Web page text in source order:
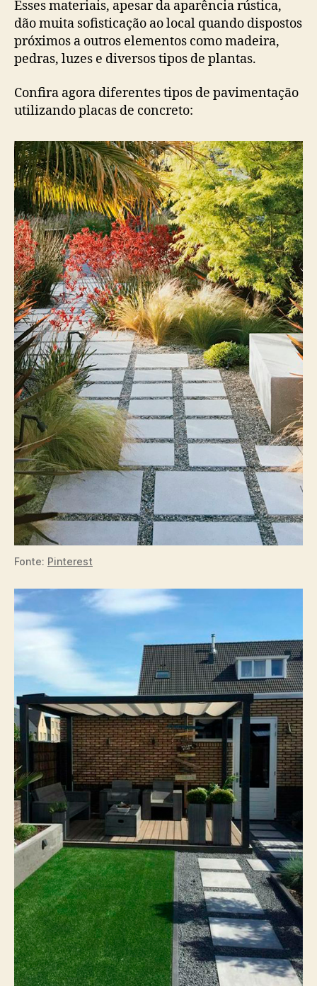
Esses materiais, apesar da aparência rústica,
dão muita sofisticação ao local quando dispostos
próximos a outros elementos como madeira,
pedras, luzes e diversos tipos de plantas.
Confira agora diferentes tipos de pavimentação
utilizando placas de concreto:
Fonte: Pinterest